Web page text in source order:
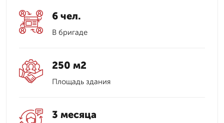
6 чел.
В бригаде
250 м2
Площадь здания
3 месяца